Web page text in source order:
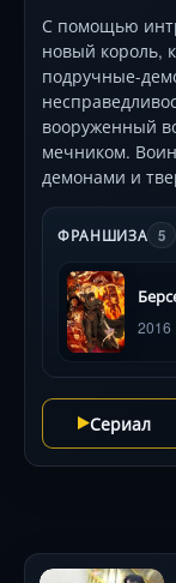
С помощью
новый король,
подручные-
вооруженный
мечником.
демонами и
ФРАНШИЗА 5
2016
Сериал